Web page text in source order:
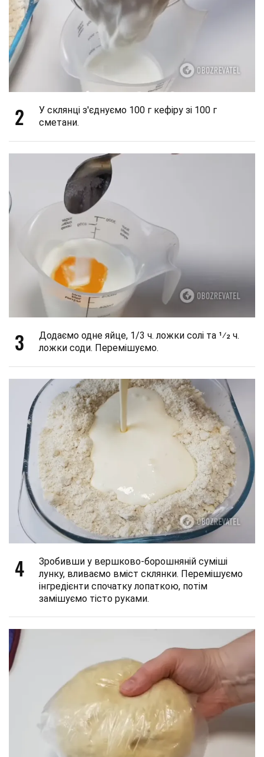
2
У склянці з'єднуємо 100 г кефіру зі 100 г
сметани.
3
Додаємо одне яйце, 1/3 ч. ложки солі та 1⁄2 ч.
ложки соди. Перемішуємо.
4
Зробивши у вершково-борошняній суміші
лунку, вливаємо вміст склянки. Перемішуємо
інгредієнти спочатку лопаткою, потім
замішуємо тісто руками.